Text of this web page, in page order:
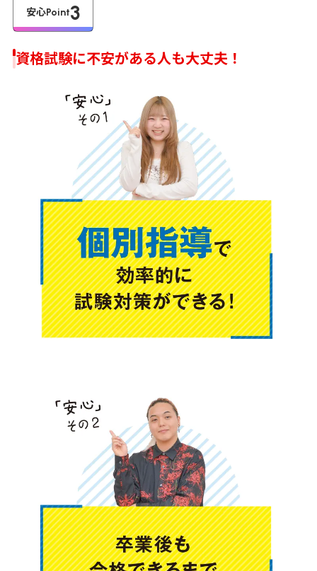
安心Point3
資格試験に不安がある人も大丈夫！